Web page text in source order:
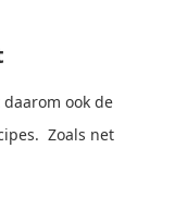
ook de
Zoals net